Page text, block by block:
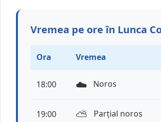
Vremea pe ore în Lunca
Ora Vremea
18:00 ☁️ Noros
19:00 ⛅️ Parțial noros